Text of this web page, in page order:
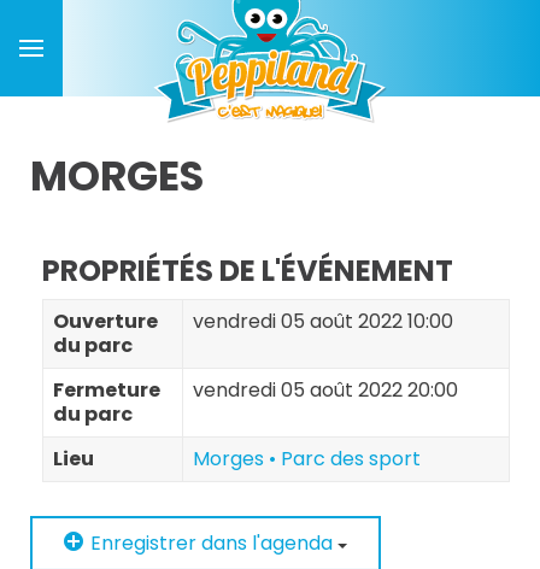
MORGES
PROPRIÉTÉS DE L'ÉVÉNEMENT
Ouverture
du parc
vendredi 05 août 2022 10:00
Fermeture
du parc
vendredi 05 août 2022 20:00
Lieu Morges • Parc des sport
Enregistrer dans l'agenda